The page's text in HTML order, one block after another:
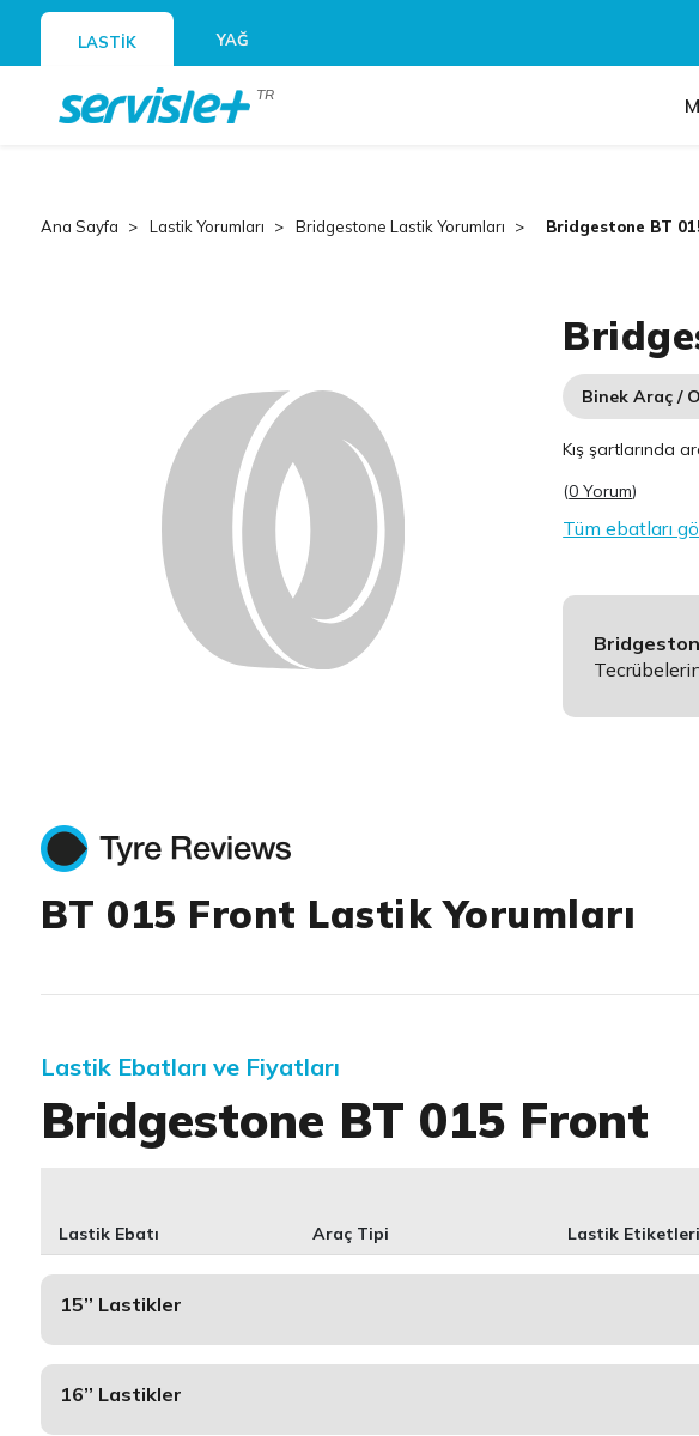
LASTİK YAĞ
TR
Ana Sayfa Lastik Yorumları Bridgestone Lastik Yorumları Bridgestone BT
Binek Araç /
Kış şartlarında
(0 Yorum)
Tüm ebatları
BT 015 Front Lastik Yorumları
Lastik Ebatları ve Fiyatları
Bridgestone BT 015 Front
Lastik Ebatı Araç Tipi Lastik Etiketleri
15’’ Lastikler
16’’ Lastikler